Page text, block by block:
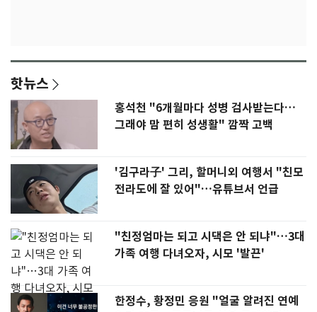
핫뉴스
홍석천 "6개월마다 성병 검사받는다…
그래야 맘 편히 성생활" 깜짝 고백
'김구라子' 그리, 할머니외 여행서 "친모
전라도에 잘 있어"…유튜브서 언급
"친정엄마는 되고 시댁은 안 되냐"…3대
가족 여행 다녀오자, 시모 '발끈'
한정수, 황정민 응원 "얼굴 알려진 연예